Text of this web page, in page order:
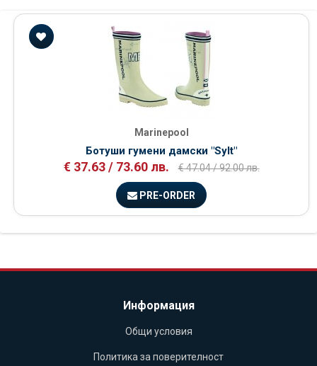
Marinepool
Ботуши гумени дамски "Sylt"
€ 37.63 / 73.60 лв. € 47.04 / 92.00 лв.
PRE-ORDER
Информация
Общи условия
Политика за поверителност